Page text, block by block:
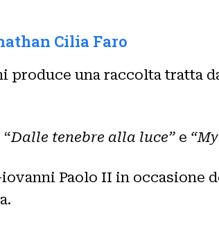
Cilia Faro
produce una raccolta tratta
Dalle tenebre alla luce” e
Paolo II in occasione